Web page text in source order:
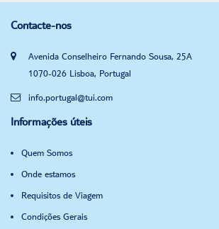
Contacte-nos
Avenida Conselheiro Fernando Sousa, 25A
1070-026 Lisboa, Portugal
info.portugal@tui.com
Informações úteis
Quem Somos
Onde estamos
Requisitos de Viagem
Condições Gerais